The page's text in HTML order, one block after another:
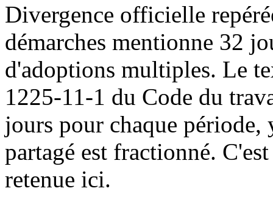
Divergence officielle
démarches mentionne 32
d'adoptions multiples. Le
1225-11-1 du Code du
jours pour chaque
partagé est fractionné.
retenue ici.